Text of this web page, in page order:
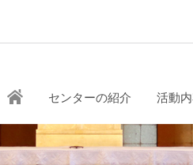
センターの紹介 活動